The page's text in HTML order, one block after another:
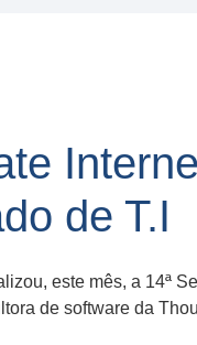
de T.I
este mês, a 14ª
de software da